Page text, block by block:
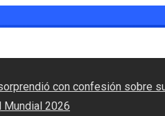
con confesión sobre
Mundial 2026